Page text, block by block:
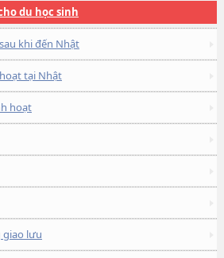
du học sinh
khi đến Nhật
tại Nhật
hoạt
giao lưu